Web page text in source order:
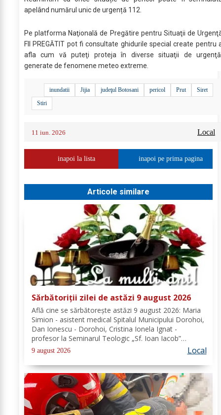
apelând numărul unic de urgență 112.
Pe platforma Naţională de Pregătire pentru Situaţii de
FII PREGĂTIT pot fi consultate ghidurile special create pentru
afla cum vă puteţi proteja în diverse situaţii de
generate de fenomene meteo extreme.
inundatii Jijia judeţul Botosani pericol Prut
Siret
Stiri
11 iun. 2026 Local
inapoi la lista inapoi pe prima pagina
Articole similare
Sărbătoriții zilei de astăzi 9 august 2026
Află cine se sărbătoreşte astăzi 9 august 2026: Maria
Simion - asistent medical Spitalul Municipului Dorohoi,
Dan Ionescu - Dorohoi, Cristina Ionela Ignat -
profesor la Seminarul Teologic „Sf. Ioan Iacob”
Dorohoi, Ana-Maria Ojog - profesor- consilier
educativ Școala Gimnazială Nr. 1 Dumeni, Mihai...
9 august 2026 Local